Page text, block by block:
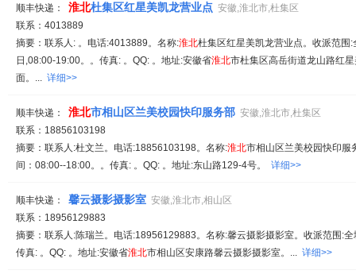
顺丰快递： 淮北杜集区红星美凯龙营业点 安徽,淮北市,杜集区
联系：4013889
摘要：联系人: 。电话:4013889。名称:淮北杜集区红星美凯龙营业点。收派范围
日,08:00-19:00。。传真: 。QQ: 。地址:安徽省淮北市杜集区高岳街道龙山路红
面。... 详细>>
顺丰快递： 淮北市相山区兰美校园快印服务部 安徽,淮北市,杜集区
联系：18856103198
摘要：联系人:杜文兰。电话:18856103198。名称:淮北市相山区兰美校园快印服
间：08:00--18:00。。传真: 。QQ: 。地址:东山路129-4号。 详细>>
顺丰快递： 馨云摄影摄影室 安徽,淮北市,相山区
联系：18956129883
摘要：联系人:陈瑞兰。电话:18956129883。名称:馨云摄影摄影室。收派范围:
传真: 。QQ: 。地址:安徽省淮北市相山区安康路馨云摄影摄影室。... 详细>>